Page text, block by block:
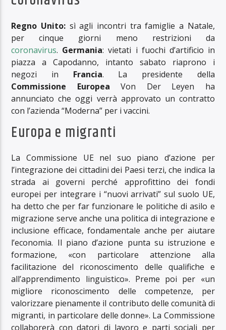
Regno Unito: sì agli incontri tra famiglie a Natale,
per cinque giorni meno restrizioni da
coronavirus. Germania: vietati i fuochi d’artificio in
piazza a Capodanno, intanto sabato riaprono i
negozi in Francia. La presidente della
Commissione Europea Von Der Leyen ha
annunciato che oggi verrà approvato un contratto
con l’azienda “Moderna” per i vaccini.
Europa e migranti
La Commissione UE nel suo piano d’azione per
l’integrazione dei cittadini dei Paesi terzi, che indica la
strada ai governi perché approfittino dei fondi
europei per integrare i “nuovi arrivati” sul suolo UE,
ha detto che per far funzionare le politiche di asilo e
migrazione serve anche una politica di integrazione e
inclusione efficace, fondamentale anche per aiutare
l’economia. Il piano d’azione punta su istruzione e
formazione, «con particolare attenzione alla
facilitazione del riconoscimento delle qualifiche e
all’apprendimento linguistico». Preme poi per «un
migliore riconoscimento delle competenze, per
valorizzare pienamente il contributo delle comunità di
migranti, in particolare delle donne». La Commissione
collaborerà con datori di lavoro e parti sociali per